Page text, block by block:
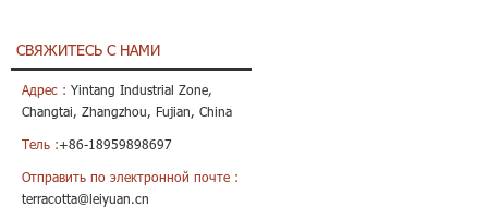
СВЯЖИТЕСЬ С НАМИ
Адрес : Yintang Industrial Zone,
Changtai, Zhangzhou, Fujian, China
Тель :+86-18959898697
Отправить по электронной почте :
terracotta@leiyuan.cn